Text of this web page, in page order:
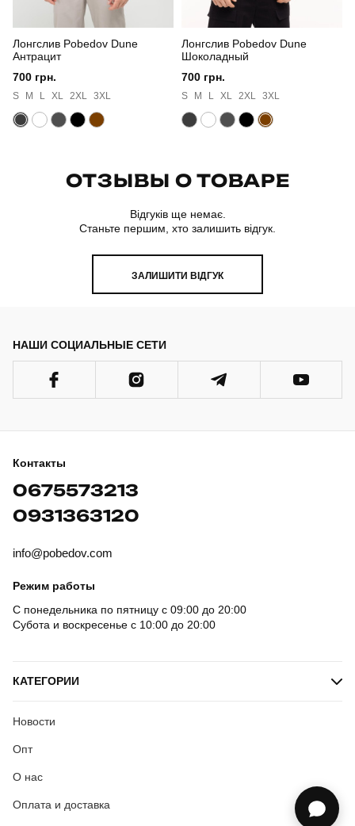
Країна - виробник
Лонгслив Pobedov Dune
Антрацит
700 грн.
S M L XL 2XL 3XL
Лонгслив Pobedov Dune
Шоколадный
700 грн.
S M L XL 2XL 3XL
ОТЗЫВЫ О ТОВАРЕ
Відгуків ще немає.
Станьте першим, хто залишить відгук.
ЗАЛИШИТИ ВІДГУК
НАШИ СОЦИАЛЬНЫЕ СЕТИ
Контакты
0675573213
0931363120
info@pobedov.com
Режим работы
С понедельника по пятницу с 09:00 до 20:00
Субота и воскресенье с 10:00 до 20:00
КАТЕГОРИИ
Новости
Опт
О нас
Оплата и доставка